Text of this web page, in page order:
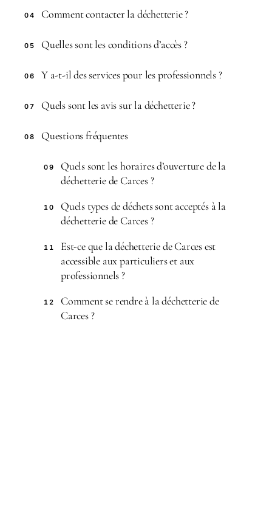
04 Comment contacter la déchetterie ?
05 Quelles sont les conditions d’accès ?
06 Y a-t-il des services pour les professionnels ?
07 Quels sont les avis sur la déchetterie ?
08 Questions fréquentes
09
Quels sont les horaires d’ouverture de la
déchetterie de Carces ?
10
Quels types de déchets sont acceptés à la
déchetterie de Carces ?
11
Est-ce que la déchetterie de Carces est
accessible aux particuliers et aux
professionnels ?
12
Comment se rendre à la déchetterie de
Carces ?